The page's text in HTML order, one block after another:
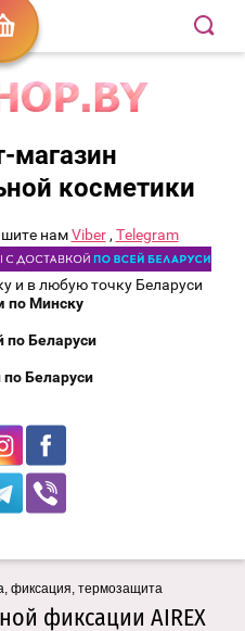
магазин
косметики
намViber, Telegram
и в любую точку Беларуси
по Минску
по Беларуси
по Беларуси
фиксация, термозащита
фиксации AIREX